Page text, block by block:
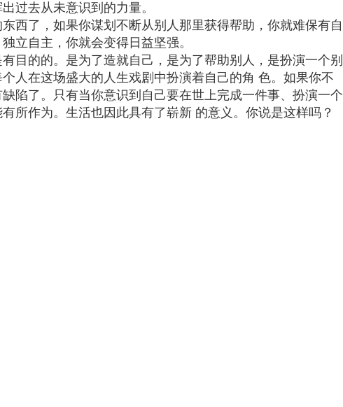
过去从未意识到的力量。
西了，如果你谋划不断从别人那里获得帮助，你就难保有自
立自主，你就会变得日益坚强。
目的的。是为了造就自己，是为了帮助别人，是扮演一个别
人在这场盛大的人生戏剧中扮演着自己的角 色。如果你不
陷了。只有当你意识到自己要在世上完成一件事、扮演一个
所作为。生活也因此具有了崭新 的意义。你说是这样吗？